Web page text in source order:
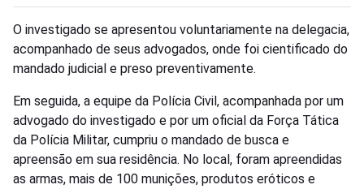
O investigado se apresentou voluntariamente na delegacia,
acompanhado de seus advogados, onde foi cientificado do
mandado judicial e preso preventivamente.
Em seguida, a equipe da Polícia Civil, acompanhada por um
advogado do investigado e por um oficial da Força Tática
da Polícia Militar, cumpriu o mandado de busca e
apreensão em sua residência. No local, foram apreendidas
as armas, mais de 100 munições, produtos eróticos e